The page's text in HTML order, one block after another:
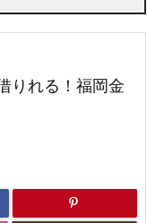
りれる！福岡金